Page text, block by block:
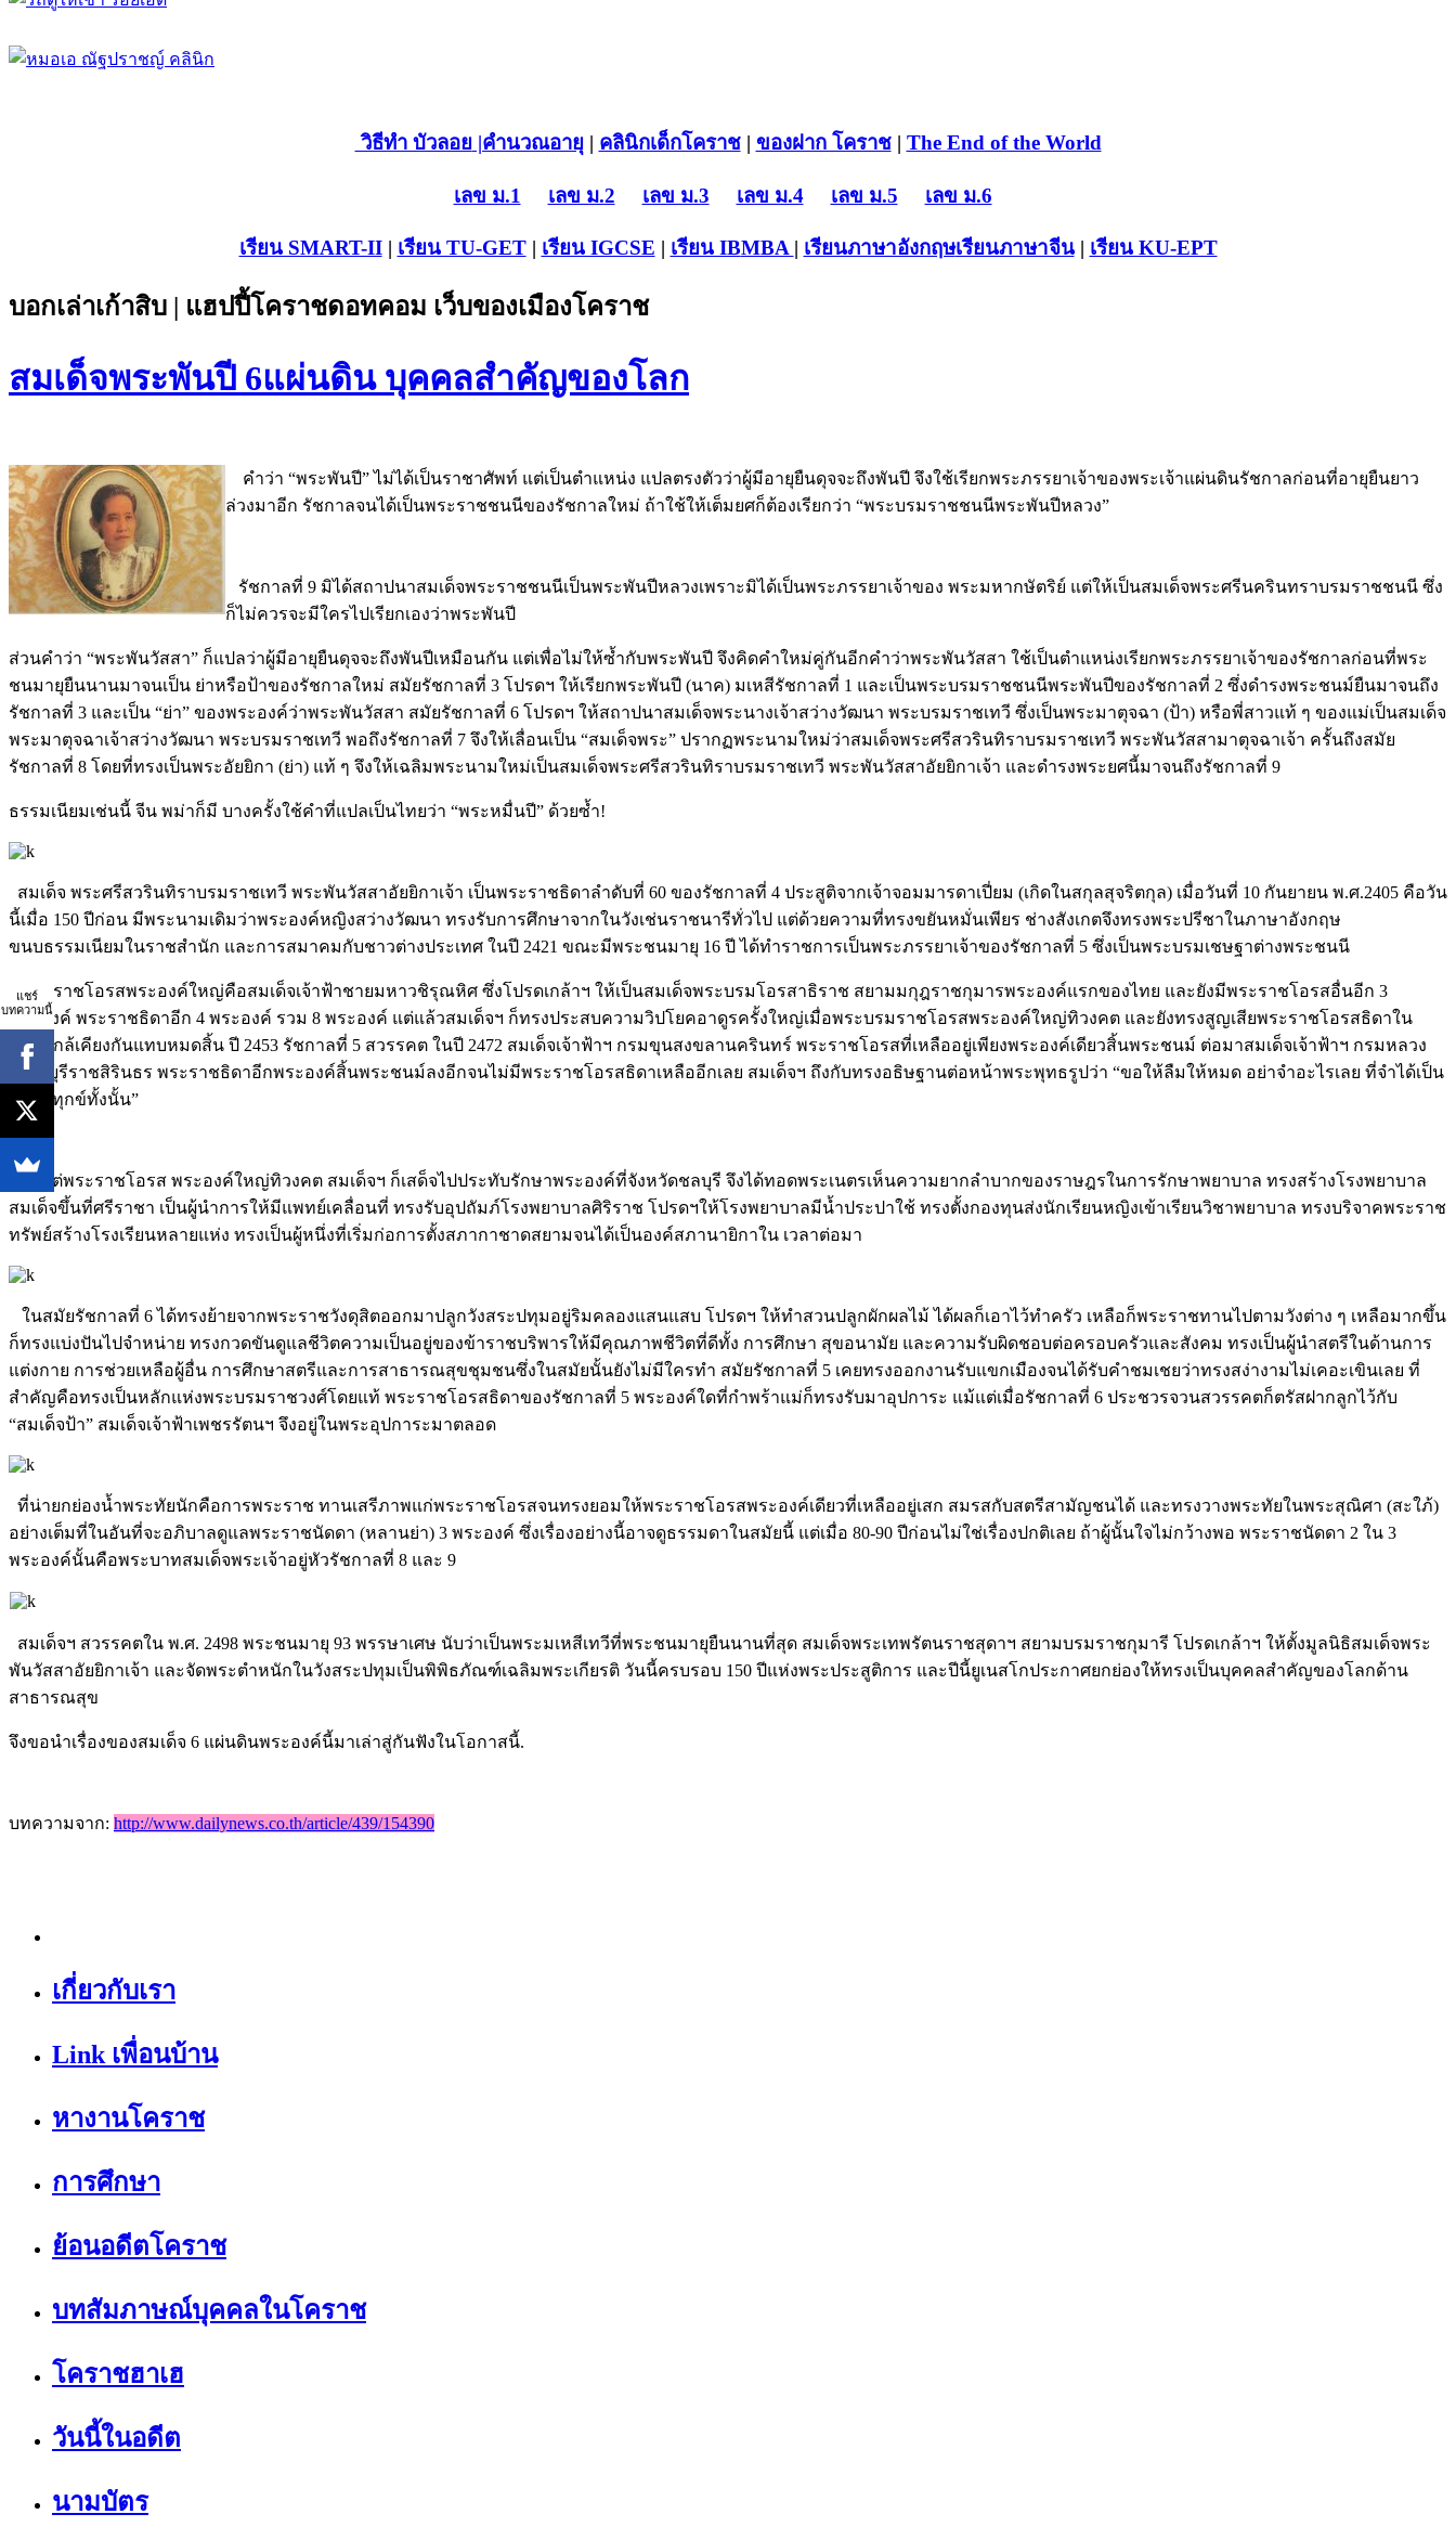
วิธีทำ บัวลอย |คำนวณอายุ | คลินิกเด็กโคราช| ของฝาก โคราช| The End of the World
เลข ม.1 เลข ม.2 เลข ม.3 เลข ม.4 เลข ม.5 เลข ม.6
เรียน SMART-II| เรียน TU-GET| เรียน IGCSE | เรียน IBMBA | เรียนภาษาอังกฤษเรียนภาษาจีน| เรียน KU-EPT
บอกเล่าเก้าสิบ | แฮปปี้โคราชดอทคอม เว็บของเมืองโคราช
สมเด็จพระพันปี 6แผ่นดิน บุคคลสำคัญของโลก
คำว่า “พระพันปี” ไม่ได้เป็นราชาศัพท์ แต่เป็นตำแหน่ง แปลตรงตัวว่าผู้มีอายุยืนดุจจะถึงพันปี จึงใช้เรียกพระภรรยาเจ้าของพระเจ้าแผ่นดินรัชกาลก่อนที่อายุยืนยาว
ล่วงมาอีก รัชกาลจนได้เป็นพระราชชนนีของรัชกาลใหม่ ถ้าใช้ให้เต็มยศก็ต้องเรียกว่า “พระบรมราชชนนีพระพันปีหลวง”
รัชกาลที่ 9 มิได้สถาปนาสมเด็จพระราชชนนีเป็นพระพันปีหลวงเพราะมิได้เป็นพระภรรยาเจ้าของ พระมหากษัตริย์ แต่ให้เป็นสมเด็จพระศรีนครินทราบรมราชชนนี ซึ่ง
ก็ไม่ควรจะมีใครไปเรียกเองว่าพระพันปี
ส่วนคำว่า “พระพันวัสสา” ก็แปลว่าผู้มีอายุยืนดุจจะถึงพันปีเหมือนกัน แต่เพื่อไม่ให้ซ้ำกับพระพันปี จึงคิดคำใหม่คู่กันอีกคำว่าพระพันวัสสา ใช้เป็นตำแหน่งเรียกพระภรรยาเจ้าของรัชกาลก่อนที่พระ
ชนมายุยืนนานมาจนเป็น ย่าหรือป้าของรัชกาลใหม่ สมัยรัชกาลที่ 3 โปรดฯ ให้เรียกพระพันปี (นาค) มเหสีรัชกาลที่ 1 และเป็นพระบรมราชชนนีพระพันปีของรัชกาลที่ 2 ซึ่งดำรงพระชนม์ยืนมาจนถึง
รัชกาลที่ 3 และเป็น “ย่า” ของพระองค์ว่าพระพันวัสสา สมัยรัชกาลที่ 6 โปรดฯ ให้สถาปนาสมเด็จพระนางเจ้าสว่างวัฒนา พระบรมราชเทวี ซึ่งเป็นพระมาตุจฉา (ป้า) หรือพี่สาวแท้ ๆ ของแม่เป็นสมเด็จ
พระมาตุจฉาเจ้าสว่างวัฒนา พระบรมราชเทวี พอถึงรัชกาลที่ 7 จึงให้เลื่อนเป็น “สมเด็จพระ” ปรากฏพระนามใหม่ว่าสมเด็จพระศรีสวรินทิราบรมราชเทวี พระพันวัสสามาตุจฉาเจ้า ครั้นถึงสมัย
รัชกาลที่ 8 โดยที่ทรงเป็นพระอัยยิกา (ย่า) แท้ ๆ จึงให้เฉลิมพระนามใหม่เป็นสมเด็จพระศรีสวรินทิราบรมราชเทวี พระพันวัสสาอัยยิกาเจ้า และดำรงพระยศนี้มาจนถึงรัชกาลที่ 9
ธรรมเนียมเช่นนี้ จีน พม่าก็มี บางครั้งใช้คำที่แปลเป็นไทยว่า “พระหมื่นปี” ด้วยซ้ำ!
สมเด็จ พระศรีสวรินทิราบรมราชเทวี พระพันวัสสาอัยยิกาเจ้า เป็นพระราชธิดาลำดับที่ 60 ของรัชกาลที่ 4 ประสูติจากเจ้าจอมมารดาเปี่ยม (เกิดในสกุลสุจริตกุล) เมื่อวันที่ 10 กันยายน พ.ศ.2405 คือวัน
นี้เมื่อ 150 ปีก่อน มีพระนามเดิมว่าพระองค์หญิงสว่างวัฒนา ทรงรับการศึกษาจากในวังเช่นราชนารีทั่วไป แต่ด้วยความที่ทรงขยันหมั่นเพียร ช่างสังเกตจึงทรงพระปรีชาในภาษาอังกฤษ
ขนบธรรมเนียมในราชสำนัก และการสมาคมกับชาวต่างประเทศ ในปี 2421 ขณะมีพระชนมายุ 16 ปี ได้ทำราชการเป็นพระภรรยาเจ้าของรัชกาลที่ 5 ซึ่งเป็นพระบรมเชษฐาต่างพระชนนี
พระราชโอรสพระองค์ใหญ่คือสมเด็จเจ้าฟ้าชายมหาวชิรุณหิศ ซึ่งโปรดเกล้าฯ ให้เป็นสมเด็จพระบรมโอรสาธิราช สยามมกุฎราชกุมารพระองค์แรกของไทย และยังมีพระราชโอรสอื่นอีก 3
พระองค์ พระราชธิดาอีก 4 พระองค์ รวม 8 พระองค์ แต่แล้วสมเด็จฯ ก็ทรงประสบความวิปโยคอาดูรครั้งใหญ่เมื่อพระบรมราชโอรสพระองค์ใหญ่ทิวงคต และยังทรงสูญเสียพระราชโอรสธิดาใน
เวลาใกล้เคียงกันแทบหมดสิ้น ปี 2453 รัชกาลที่ 5 สวรรคต ในปี 2472 สมเด็จเจ้าฟ้าฯ กรมขุนสงขลานครินทร์ พระราชโอรสที่เหลืออยู่เพียงพระองค์เดียวสิ้นพระชนม์ ต่อมาสมเด็จเจ้าฟ้าฯ กรมหลวง
เพชรบุรีราชสิรินธร พระราชธิดาอีกพระองค์สิ้นพระชนม์ลงอีกจนไม่มีพระราชโอรสธิดาเหลืออีกเลย สมเด็จฯ ถึงกับทรงอธิษฐานต่อหน้าพระพุทธรูปว่า “ขอให้ลืมให้หมด อย่าจำอะไรเลย ที่จำได้เป็น
ความทุกข์ทั้งนั้น”
ตั้งแต่พระราชโอรส พระองค์ใหญ่ทิวงคต สมเด็จฯ ก็เสด็จไปประทับรักษาพระองค์ที่จังหวัดชลบุรี จึงได้ทอดพระเนตรเห็นความยากลำบากของราษฎรในการรักษาพยาบาล ทรงสร้างโรงพยาบาล
สมเด็จขึ้นที่ศรีราชา เป็นผู้นำการให้มีแพทย์เคลื่อนที่ ทรงรับอุปถัมภ์โรงพยาบาลศิริราช โปรดฯให้โรงพยาบาลมีน้ำประปาใช้ ทรงตั้งกองทุนส่งนักเรียนหญิงเข้าเรียนวิชาพยาบาล ทรงบริจาคพระราช
ทรัพย์สร้างโรงเรียนหลายแห่ง ทรงเป็นผู้หนึ่งที่เริ่มก่อการตั้งสภากาชาดสยามจนได้เป็นองค์สภานายิกาใน เวลาต่อมา
ในสมัยรัชกาลที่ 6 ได้ทรงย้ายจากพระราชวังดุสิตออกมาปลูกวังสระปทุมอยู่ริมคลองแสนแสบ โปรดฯ ให้ทำสวนปลูกผักผลไม้ ได้ผลก็เอาไว้ทำครัว เหลือก็พระราชทานไปตามวังต่าง ๆ เหลือมากขึ้น
ก็ทรงแบ่งปันไปจำหน่าย ทรงกวดขันดูแลชีวิตความเป็นอยู่ของข้าราชบริพารให้มีคุณภาพชีวิตที่ดีทั้ง การศึกษา สุขอนามัย และความรับผิดชอบต่อครอบครัวและสังคม ทรงเป็นผู้นำสตรีในด้านการ
แต่งกาย การช่วยเหลือผู้อื่น การศึกษาสตรีและการสาธารณสุขชุมชนซึ่งในสมัยนั้นยังไม่มีใครทำ สมัยรัชกาลที่ 5 เคยทรงออกงานรับแขกเมืองจนได้รับคำชมเชยว่าทรงสง่างามไม่เคอะเขินเลย ที่
สำคัญคือทรงเป็นหลักแห่งพระบรมราชวงศ์โดยแท้ พระราชโอรสธิดาของรัชกาลที่ 5 พระองค์ใดที่กำพร้าแม่ก็ทรงรับมาอุปการะ แม้แต่เมื่อรัชกาลที่ 6 ประชวรจวนสวรรคตก็ตรัสฝากลูกไว้กับ
“สมเด็จป้า” สมเด็จเจ้าฟ้าเพชรรัตนฯ จึงอยู่ในพระอุปการะมาตลอด
ที่น่ายกย่องน้ำพระทัยนักคือการพระราช ทานเสรีภาพแก่พระราชโอรสจนทรงยอมให้พระราชโอรสพระองค์เดียวที่เหลืออยู่เสก สมรสกับสตรีสามัญชนได้ และทรงวางพระทัยในพระสุณิศา (สะใภ้)
อย่างเต็มที่ในอันที่จะอภิบาลดูแลพระราชนัดดา (หลานย่า) 3 พระองค์ ซึ่งเรื่องอย่างนี้อาจดูธรรมดาในสมัยนี้ แต่เมื่อ 80-90 ปีก่อนไม่ใช่เรื่องปกติเลย ถ้าผู้นั้นใจไม่กว้างพอ พระราชนัดดา 2 ใน 3
พระองค์นั้นคือพระบาทสมเด็จพระเจ้าอยู่หัวรัชกาลที่ 8 และ 9
สมเด็จฯ สวรรคตใน พ.ศ. 2498 พระชนมายุ 93 พรรษาเศษ นับว่าเป็นพระมเหสีเทวีที่พระชนมายุยืนนานที่สุด สมเด็จพระเทพรัตนราชสุดาฯ สยามบรมราชกุมารี โปรดเกล้าฯ ให้ตั้งมูลนิธิสมเด็จพระ
พันวัสสาอัยยิกาเจ้า และจัดพระตำหนักในวังสระปทุมเป็นพิพิธภัณฑ์เฉลิมพระเกียรติ วันนี้ครบรอบ 150 ปีแห่งพระประสูติการ และปีนี้ยูเนสโกประกาศยกย่องให้ทรงเป็นบุคคลสำคัญของโลกด้าน
สาธารณสุข
จึงขอนำเรื่องของสมเด็จ 6 แผ่นดินพระองค์นี้มาเล่าสู่กันฟังในโอกาสนี้.
บทความจาก: http://www.dailynews.co.th/article/439/154390
เกี่ยวกับเรา
Link เพื่อนบ้าน
หางานโคราช
การศึกษา
ย้อนอดีตโคราช
บทสัมภาษณ์บุคคลในโคราช
โคราชฮาเฮ
วันนี้ในอดีต
นามบัตร
แชร์
บทความนี้